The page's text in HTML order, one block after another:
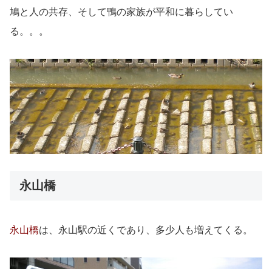
鳩と人の共存、そして鴨の家族が平和に暮らしてい
る。。。
永山橋
永山橋は、永山駅の近くであり、多少人も増えてくる。